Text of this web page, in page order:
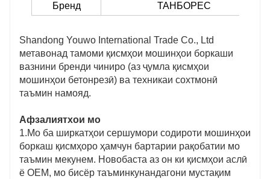
Бренд
ТАНБОРЕС
Shandong Youwo International Trade Co., Ltd
метавонад тамоми қисмҳои мошинҳои боркаши
вазнини бренди чиниро (аз ҷумла қисмҳои
мошинҳои бетонрезӣ) ва техникаи сохтмонӣ
таъмин намояд.
Афзалиятхои мо
1.Мо ба ширкатҳои сершумори содироти мошинҳои
боркаш қисмҳоро ҳамчун бартарии рақобатии мо
таъмин мекунем. Новобаста аз он ки қисмҳои аслӣ
ё OEM, мо бисёр таъминкунандагони мустақим